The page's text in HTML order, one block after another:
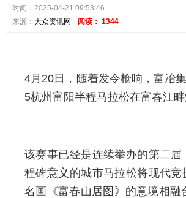
时间：2025-04-21 09:53:46
来源： 大众资讯网 阅读： 1344
4月20日，随着发令枪响，富冶
5杭州富阳半程马拉松在富春江畔
该赛事已经是连续举办的第二届
程碑意义的城市马拉松将现代竞
名画《富春山居图》的意境相融